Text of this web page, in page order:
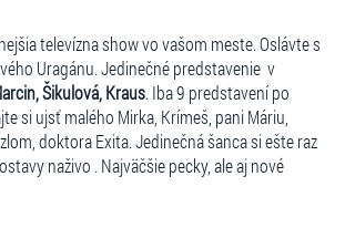
televízna show vo vašom meste. Oslávte s
Uragánu. Jedinečné predstavenie v
Šikulová, Kraus. Iba 9 predstavení po
si ujsť malého Mirka, Krímeš, pani Máriu,
doktora Exita. Jedinečná šanca si ešte raz
naživo . Najväčšie pecky, ale aj nové